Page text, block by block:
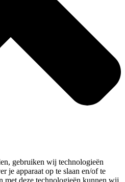
gebruiken wij technologieën
je apparaat op te slaan en/of te